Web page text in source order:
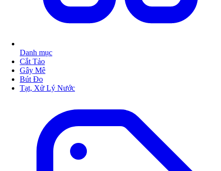
Danh mục
Cắt Tảo
Gây Mê
Bút Đo
Tạt, Xử Lý Nước